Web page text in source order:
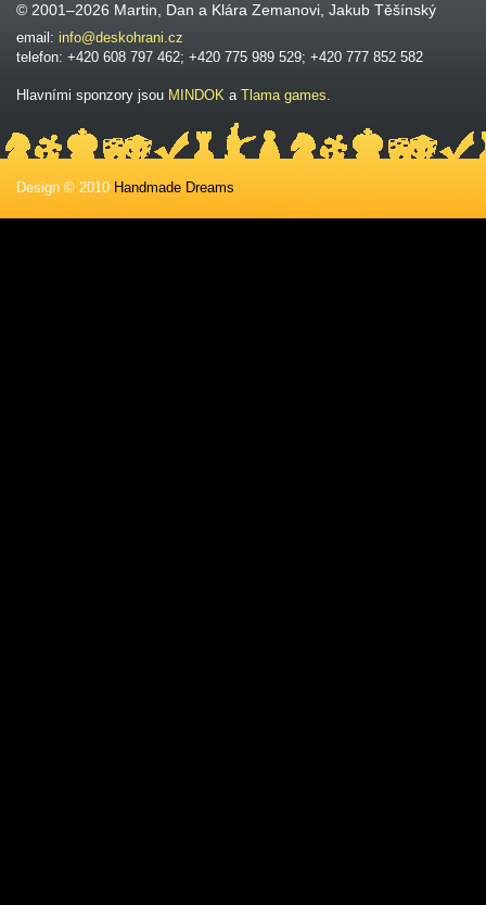
© 2001–2026 Martin, Dan a Klára Zemanovi, Jakub Těšínský
email: info@deskohrani.cz
telefon: +420 608 797 462; +420 775 989 529; +420 777 852 582
Hlavními sponzory jsou MINDOK a Tlama games.
Design © 2010 Handmade Dreams